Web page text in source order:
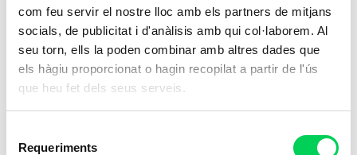
com feu servir el nostre lloc amb els partners de mitjans
socials, de publicitat i d'anàlisis amb qui col·laborem. Al
seu torn, ells la poden combinar amb altres dades que
els hàgiu proporcionat o hagin recopilat a partir de l'ús
que heu fet dels seus serveis.
Requeriments
Ander Lekube | Docente Eskola Vitae Navarra Proyecto
transversal entre los módulos de “Formación y Orientación
Laboral” y “Administración, gestión y comercialización de la
pequeña